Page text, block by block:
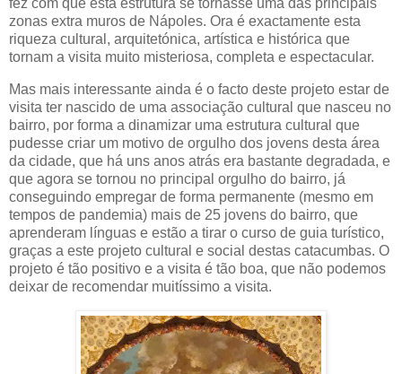
fez com que esta estrutura se tornasse uma das principais
zonas extra muros de Nápoles. Ora é exactamente esta
riqueza cultural, arquitetónica, artística e histórica que
tornam a visita muito misteriosa, completa e espectacular.
Mas mais interessante ainda é o facto deste projeto estar de
visita ter nascido de uma associação cultural que nasceu no
bairro, por forma a dinamizar uma estrutura cultural que
pudesse criar um motivo de orgulho dos jovens desta área
da cidade, que há uns anos atrás era bastante degradada, e
que agora se tornou no principal orgulho do bairro, já
conseguindo empregar de forma permanente (mesmo em
tempos de pandemia) mais de 25 jovens do bairro, que
aprenderam línguas e estão a tirar o curso de guia turístico,
graças a este projeto cultural e social destas catacumbas. O
projeto é tão positivo e a visita é tão boa, que não podemos
deixar de recomendar muitíssimo a visita.